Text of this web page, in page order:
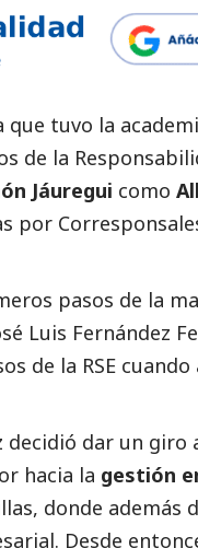
que tuvo la
de la
Jáuregui como
por
pasos de la
Luis Fernández
de la RSE cuando
decidió dar un giro
hacia la gestión
donde además
Desde